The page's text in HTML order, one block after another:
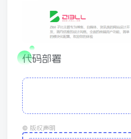
代码部署
© 版权声明